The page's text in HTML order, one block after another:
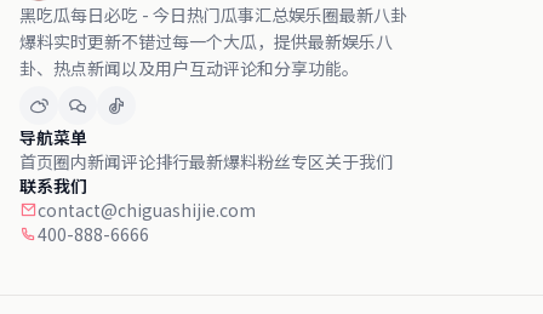
黑吃瓜每日必吃 - 今日热门瓜事汇总娱乐圈最新八卦
爆料实时更新不错过每一个大瓜，提供最新娱乐八
卦、热点新闻以及用户互动评论和分享功能。
导航菜单
首页圈内新闻评论排行最新爆料粉丝专区关于我们
联系我们
contact@chiguashijie.com
400-888-6666